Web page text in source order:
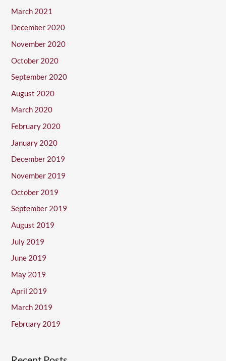
March 2021
December 2020
November 2020
October 2020
September 2020
August 2020
March 2020
February 2020
January 2020
December 2019
November 2019
October 2019
September 2019
August 2019
July 2019
June 2019
May 2019
April 2019
March 2019
February 2019